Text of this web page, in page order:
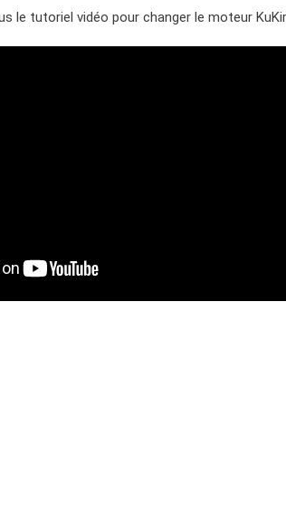
le tutoriel vidéo pour changer le moteur